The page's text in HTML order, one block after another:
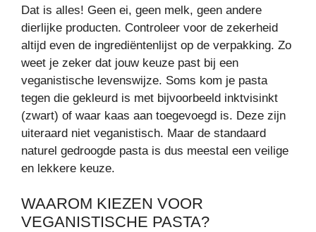
Dat is alles! Geen ei, geen melk, geen andere
dierlijke producten. Controleer voor de zekerheid
altijd even de ingrediëntenlijst op de verpakking. Zo
weet je zeker dat jouw keuze past bij een
veganistische levenswijze. Soms kom je pasta
tegen die gekleurd is met bijvoorbeeld inktvisinkt
(zwart) of waar kaas aan toegevoegd is. Deze zijn
uiteraard niet veganistisch. Maar de standaard
naturel gedroogde pasta is dus meestal een veilige
en lekkere keuze.
WAAROM KIEZEN VOOR
VEGANISTISCHE PASTA?